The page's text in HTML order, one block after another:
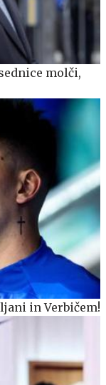
molči,
in Verbičem!